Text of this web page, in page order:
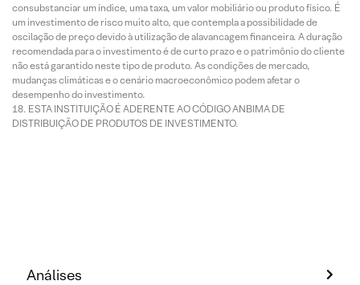
consubstanciar um índice, uma taxa, um valor mobiliário ou produto físico. É
um investimento de risco muito alto, que contempla a possibilidade de
oscilação de preço devido à utilização de alavancagem financeira. A duração
recomendada para o investimento é de curto prazo e o patrimônio do cliente
não está garantido neste tipo de produto. As condições de mercado,
mudanças climáticas e o cenário macroeconômico podem afetar o
desempenho do investimento.
ESTA INSTITUIÇÃO É ADERENTE AO CÓDIGO ANBIMA DE
DISTRIBUIÇÃO DE PRODUTOS DE INVESTIMENTO.
Análises